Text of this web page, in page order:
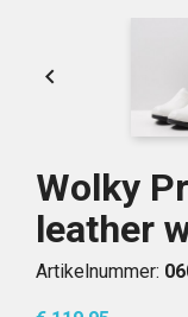

Wolky
leather
Artikelnummer: